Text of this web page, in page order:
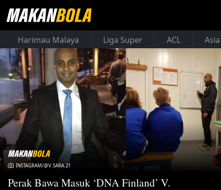
Harimau Malaya Liga Super ACL
INSTAGRAM/@V.SARA.21
Perak Bawa Masuk ‘DNA Finland’ V.